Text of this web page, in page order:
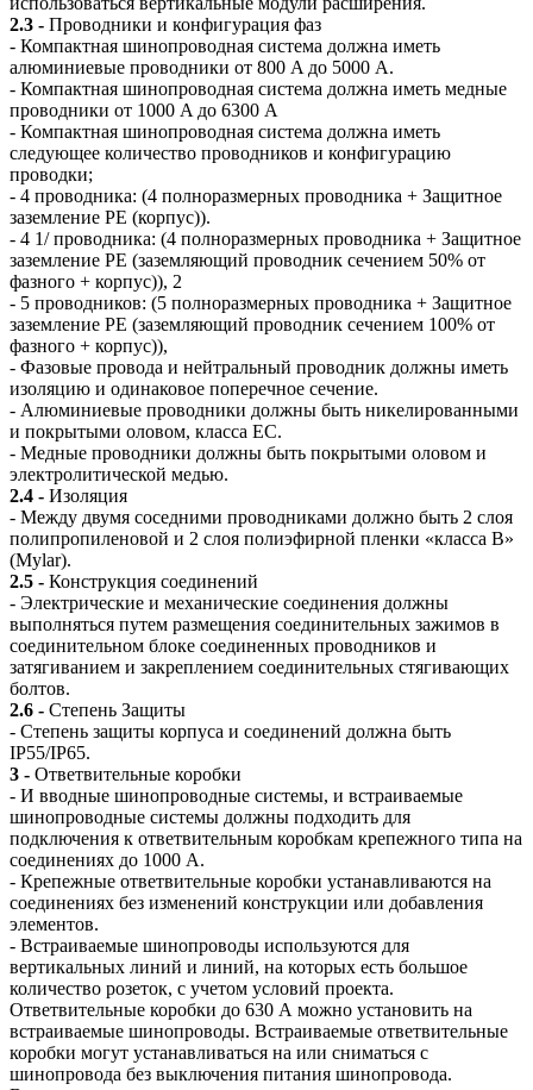
2.3 - Проводники и конфигурация фаз
- Компактная шинопроводная система должна иметь
алюминиевые проводники от 800 A до 5000 A.
- Компактная шинопроводная система должна иметь медные
проводники от 1000 A до 6300 A
- Компактная шинопроводная система должна иметь
следующее количество проводников и конфигурацию
проводки;
- 4 проводника: (4 полноразмерных проводника + Защитное
заземление PE (корпус)).
- 4 1/ проводника: (4 полноразмерных проводника + Защитное
заземление PE (заземляющий проводник сечением 50% от
фазного + корпус)), 2
- 5 проводников: (5 полноразмерных проводника + Защитное
заземление PE (заземляющий проводник сечением 100% от
фазного + корпус)),
- Фазовые провода и нейтральный проводник должны иметь
изоляцию и одинаковое поперечное сечение.
- Алюминиевые проводники должны быть никелированными
и покрытыми оловом, класса EC.
- Медные проводники должны быть покрытыми оловом и
электролитической медью.
2.4 - Изоляция
- Между двумя соседними проводниками должно быть 2 слоя
полипропиленовой и 2 слоя полиэфирной пленки «класса В»
(Mylar).
2.5 - Конструкция соединений
- Электрические и механические соединения должны
выполняться путем размещения соединительных зажимов в
соединительном блоке соединенных проводников и
затягиванием и закреплением соединительных стягивающих
болтов.
2.6 - Степень Защиты
- Степень защиты корпуса и соединений должна быть
IP55/IP65.
3 - Ответвительные коробки
- И вводные шинопроводные системы, и встраиваемые
шинопроводные системы должны подходить для
подключения к ответвительным коробкам крепежного типа на
соединениях до 1000 А.
- Крепежные ответвительные коробки устанавливаются на
соединениях без изменений конструкции или добавления
элементов.
- Встраиваемые шинопроводы используются для
вертикальных линий и линий, на которых есть большое
количество розеток, с учетом условий проекта.
Ответвительные коробки до 630 А можно установить на
встраиваемые шинопроводы. Встраиваемые ответвительные
коробки могут устанавливаться на или сниматься с
шинопровода без выключения питания шинопровода.